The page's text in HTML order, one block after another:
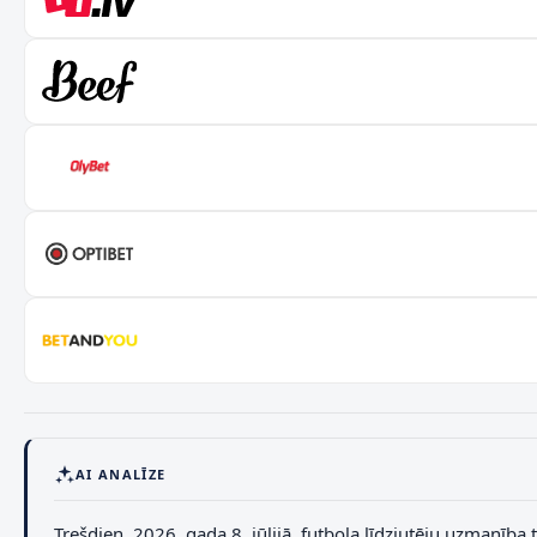
AI ANALĪZE